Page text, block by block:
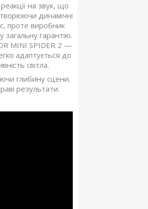
на звук, що
динамічні
проте виробник
загальну гарантію.
MINI SPIDER 2 —
адаптується до
світла.
глибину сцени.
результати.